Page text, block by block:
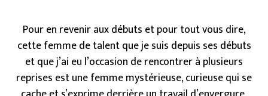
Pour en revenir aux débuts et pour tout vous dire,
cette femme de talent que je suis depuis ses débuts
et que j’ai eu l’occasion de rencontrer à plusieurs
reprises est une femme mystérieuse, curieuse qui se